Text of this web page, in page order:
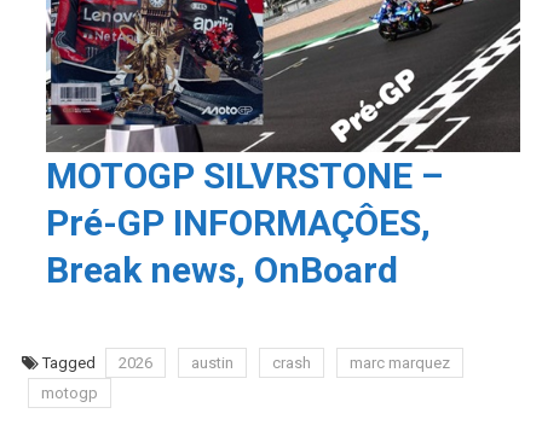
MOTOGP SILVRSTONE –
Pré-GP INFORMAÇÔES,
Break news, OnBoard
Tagged 2026 austin crash
marc marquez
motogp